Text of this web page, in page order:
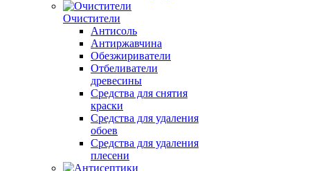
Очистители
Антисоль
Антиржавчина
Обезжириватели
Отбеливатели
древесины
Средства для снятия
краски
Средства для удаления
обоев
Средства для удаления
плесени